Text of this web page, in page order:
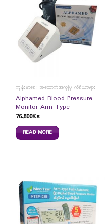
ကျန်းမာရေး အထောက်အကူပြု ကိရိယာများ
Alphamed Blood Pressure
Monitor Arm Type
76,800Ks
READ MORE